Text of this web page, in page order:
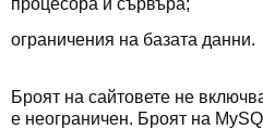
ограничения на базата данни.
Броят на сайтовете не
е неограничен. Броят на